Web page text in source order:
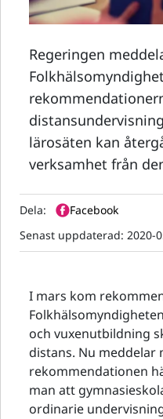
Regeringen
lärosäten kan
verksamhet från
Dela:
Facebook
Senast uppdaterad: 2020-
I mars kom
och vuxenutbildning
distans. Nu meddelar
rekommendationen
man att
ordinarie